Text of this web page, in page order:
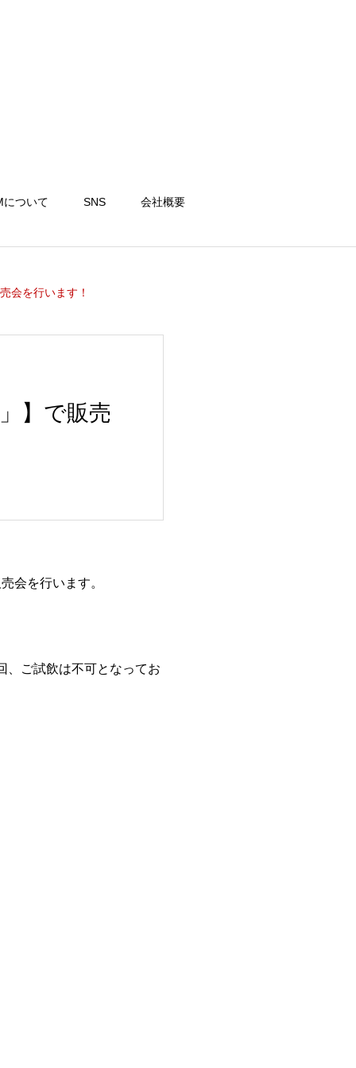
について SNS 会社概要
会を行います！
】で販売
会を行います。
、ご試飲は不可となってお